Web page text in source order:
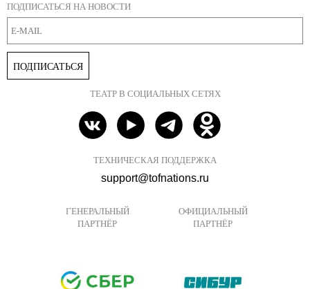
ПОДПИСАТЬСЯ НА НОВОСТИ
ПОДПИСАТЬСЯ
ТЕАТР В СОЦИАЛЬНЫХ СЕТЯХ
ТЕХНИЧЕСКАЯ ПОДДЕРЖКА
support@tofnations.ru
ГЕНЕРАЛЬНЫЙ
ПАРТНЁР
ОФИЦИАЛЬНЫЙ
ПАРТНЁР